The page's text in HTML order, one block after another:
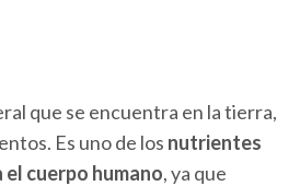
que se encuentra en la tierra,
Es uno de los nutrientes
cuerpo humano, ya que